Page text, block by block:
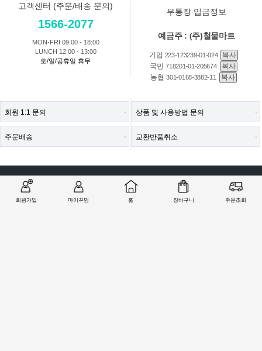
회원가입 마이꾸밈 홈 장바구니 주문조회
고객센터 (주문/배송 문의)
1566-2077
MON-FRI 09:00 - 18:00
LUNCH 12:00 - 13:00
토/일/공휴일 휴무
무통장 입금정보
예금주 : (주)철물마트
기업 223-123239-01-024
복사
국민718201-01-205674
복사
농협301-0168-3882-11 복사
회원 1:1 문의
주문배송
상품 및 사용방법 문의
교환반품취소
COMPANY : (주)철물마트 / CEO : 이숙열
ADDRESS : 인천광역시 검단구 봉수대로 1213 ((주)철물마트)
CALL CENTER :
1566-2077
| FAX : 0303-0202-2077